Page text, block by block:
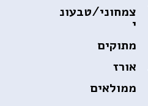
צמחוני/טבעונ
י
מתוקים
אורז
ממולאים